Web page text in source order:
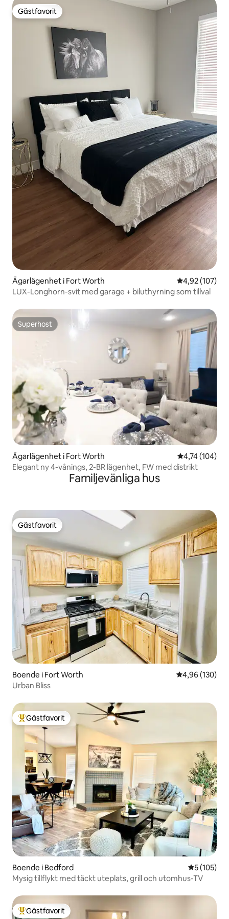
Gästfavorit
Gästfavorit
Ägarlägenhet i Fort Worth 4,92 av 5 i
4,92 (107)
LUX-Longhorn-svit med garage + biluthyrning som tillval
Superhost
Superhost
Ägarlägenhet i Fort Worth 4,74 av 5 i
4,74 (104)
Elegant ny 4-vånings, 2-BR lägenhet, FW med distrikt
Familjevänliga hus
Gästfavorit
Gästfavorit
Boende i Fort Worth 4,96 av 5 i
4,96 (130)
Urban Bliss
Populär gästfavorit
Gästfavorit
Boende i Bedford 5 av 5 i
5 (105)
Mysig tillflykt med täckt uteplats, grill och utomhus-TV
Populär gästfavorit
Gästfavorit